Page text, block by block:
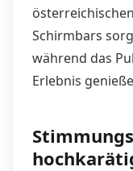
Schirmbars
während das
Erlebnis